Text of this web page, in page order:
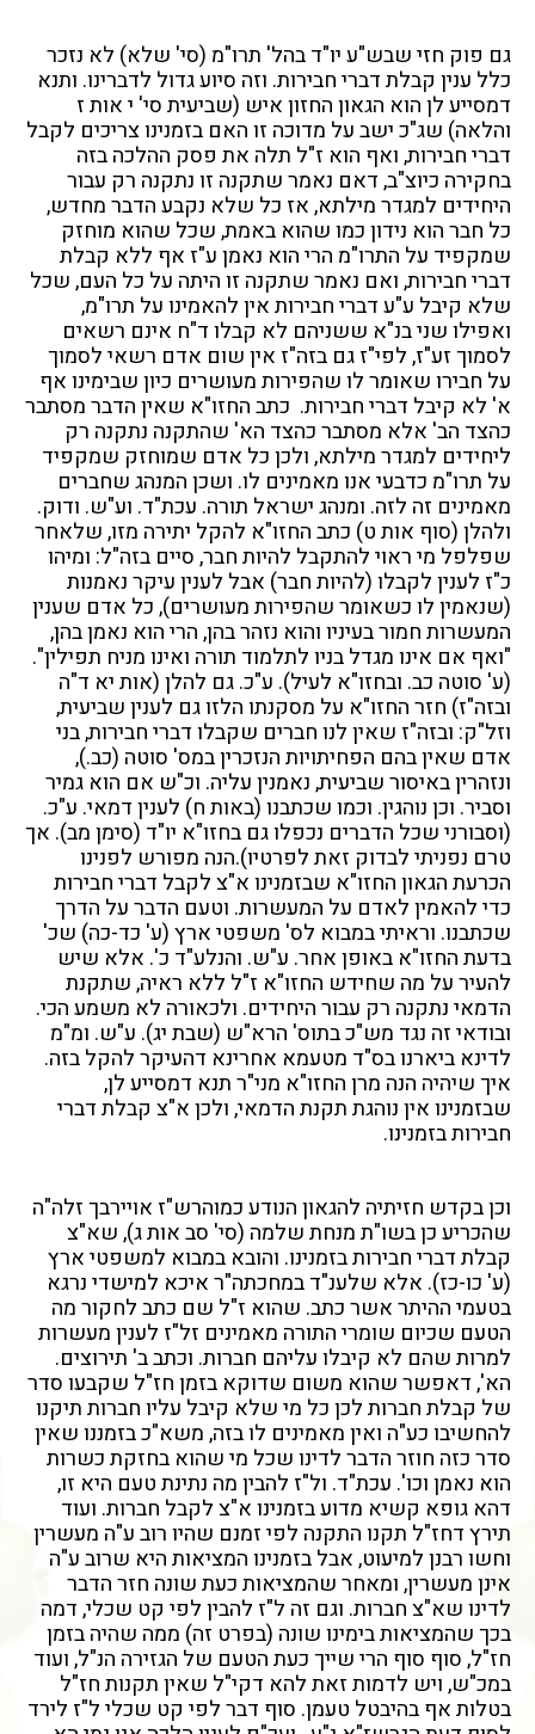
גם פוק חזי שבש"ע יו"ד בהל' תרו"מ (סי' שלא) לא נזכר
כלל ענין קבלת דברי חבירות. וזה סיוע גדול לדברינו. ותנא
דמסייע לן הוא הגאון החזון איש (שביעית סי' י אות ז
והלאה) שג"כ ישב על מדוכה זו האם בזמנינו צריכים לקבל
דברי חבירות, ואף הוא ז"ל תלה את פסק ההלכה בזה
בחקירה כיוצ"ב, דאם נאמר שתקנה זו נתקנה רק עבור
היחידים למגדר מילתא, אז כל שלא נקבע הדבר מחדש,
כל חבר הוא נידון כמו שהוא באמת, שכל שהוא מוחזק
שמקפיד על התרו"מ הרי הוא נאמן ע"ז אף ללא קבלת
דברי חבירות, ואם נאמר שתקנה זו היתה על כל העם, שכל
שלא קיבל ע"ע דברי חבירות אין להאמינו על תרו"מ,
ואפילו שני בנ"א ששניהם לא קבלו ד"ח אינם רשאים
לסמוך זע"ז, לפי"ז גם בזה"ז אין שום אדם רשאי לסמוך
על חבירו שאומר לו שהפירות מעושרים כיון שבימינו אף
א' לא קיבל דברי חבירות. כתב החזו"א שאין הדבר מסתבר
כהצד הב' אלא מסתבר כהצד הא' שהתקנה נתקנה רק
ליחידים למגדר מילתא, ולכן כל אדם שמוחזק שמקפיד
על תרו"מ כדבעי אנו מאמינים לו. ושכן המנהג שחברים
מאמינים זה לזה. ומנהג ישראל תורה. עכת"ד. וע"ש. ודוק.
ולהלן (סוף אות ט) כתב החזו"א להקל יתירה מזו, שלאחר
שפלפל מי ראוי להתקבל להיות חבר, סיים בזה"ל: ומיהו
כ"ז לענין לקבלו (להיות חבר) אבל לענין עיקר נאמנות
(שנאמין לו כשאומר שהפירות מעושרים), כל אדם שענין
המעשרות חמור בעיניו והוא נזהר בהן, הרי הוא נאמן בהן,
"ואף אם אינו מגדל בניו לתלמוד תורה ואינו מניח תפילין".
(ע' סוטה כב. ובחזו"א לעיל). ע"כ. גם להלן (אות יא ד"ה
ובזה"ז) חזר החזו"א על מסקנתו הלזו גם לענין שביעית,
וזל"ק: ובזה"ז שאין לנו חברים שקבלו דברי חבירות, בני
אדם שאין בהם הפחיתויות הנזכרין במס' סוטה (כב.),
ונזהרין באיסור שביעית, נאמנין עליה. וכ"ש אם הוא גמיר
וסביר. וכן נוהגין. וכמו שכתבנו (באות ח) לענין דמאי. ע"כ.
(וסבורני שכל הדברים נכפלו גם בחזו"א יו"ד (סימן מב). אך
טרם נפניתי לבדוק זאת לפרטיו).הנה מפורש לפנינו
הכרעת הגאון החזו"א שבזמנינו א"צ לקבל דברי חבירות
כדי להאמין לאדם על המעשרות. וטעם הדבר על הדרך
שכתבנו. וראיתי במבוא לס' משפטי ארץ (ע' כד-כה) שכ'
בדעת החזו"א באופן אחר. ע"ש. והנלע"ד כ'. אלא שיש
להעיר על מה שחידש החזו"א ז"ל ללא ראיה, שתקנת
הדמאי נתקנה רק עבור היחידים. ולכאורה לא משמע הכי.
ובודאי זה נגד מש"כ בתוס' הרא"ש (שבת יג). ע"ש. ומ"מ
לדינא ביארנו בס"ד מטעמא אחרינא דהעיקר להקל בזה.
איך שיהיה הנה מרן החזו"א מני"ר תנא דמסייע לן,
שבזמנינו אין נוהגת תקנת הדמאי, ולכן א"צ קבלת דברי
חבירות בזמנינו.
וכן בקדש חזיתיה להגאון הנודע כמוהרש"ז אויירבך זלה"ה
שהכריע כן בשו"ת מנחת שלמה (סי' סב אות ג), שא"צ
קבלת דברי חבירות בזמנינו. והובא במבוא למשפטי ארץ
(ע' כו-כז). אלא שלענ"ד במחכתה"ר איכא למישדי נרגא
בטעמי ההיתר אשר כתב. שהוא ז"ל שם כתב לחקור מה
הטעם שכיום שומרי התורה מאמינים זל"ז לענין מעשרות
למרות שהם לא קיבלו עליהם חברות. וכתב ב' תירוצים.
הא', דאפשר שהוא משום שדוקא בזמן חז"ל שקבעו סדר
של קבלת חברות לכן כל מי שלא קיבל עליו חברות תיקנו
להחשיבו כע"ה ואין מאמינים לו בזה, משא"כ בזמננו שאין
סדר כזה חוזר הדבר לדינו שכל מי שהוא בחזקת כשרות
הוא נאמן וכו'. עכת"ד. ול"ז להבין מה נתינת טעם היא זו,
דהא גופא קשיא מדוע בזמנינו א"צ לקבל חברות. ועוד
תירץ דחז"ל תקנו התקנה לפי זמנם שהיו רוב ע"ה מעשרין
וחשו רבנן למיעוט, אבל בזמנינו המציאות היא שרוב ע"ה
אינן מעשרין, ומאחר שהמציאות כעת שונה חזר הדבר
לדינו שא"צ חברות. וגם זה ל"ז להבין לפי קט שכלי, דמה
בכך שהמציאות בימינו שונה (בפרט זה) ממה שהיה בזמן
חז"ל, סוף סוף הרי שייך כעת הטעם של הגזירה הנ"ל, ועוד
במכ"ש, ויש לדמות זאת להא דקי"ל שאין תקנות חז"ל
בטלות אף בהיבטל טעמן. סוף דבר לפי קט שכלי ל"ז לירד